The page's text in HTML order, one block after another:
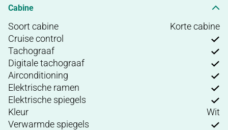
Cabine
Soort cabine
Korte cabine
Cruise control
Tachograaf
Digitale tachograaf
Airconditioning
Elektrische ramen
Elektrische spiegels
Kleur
Wit
Verwarmde spiegels